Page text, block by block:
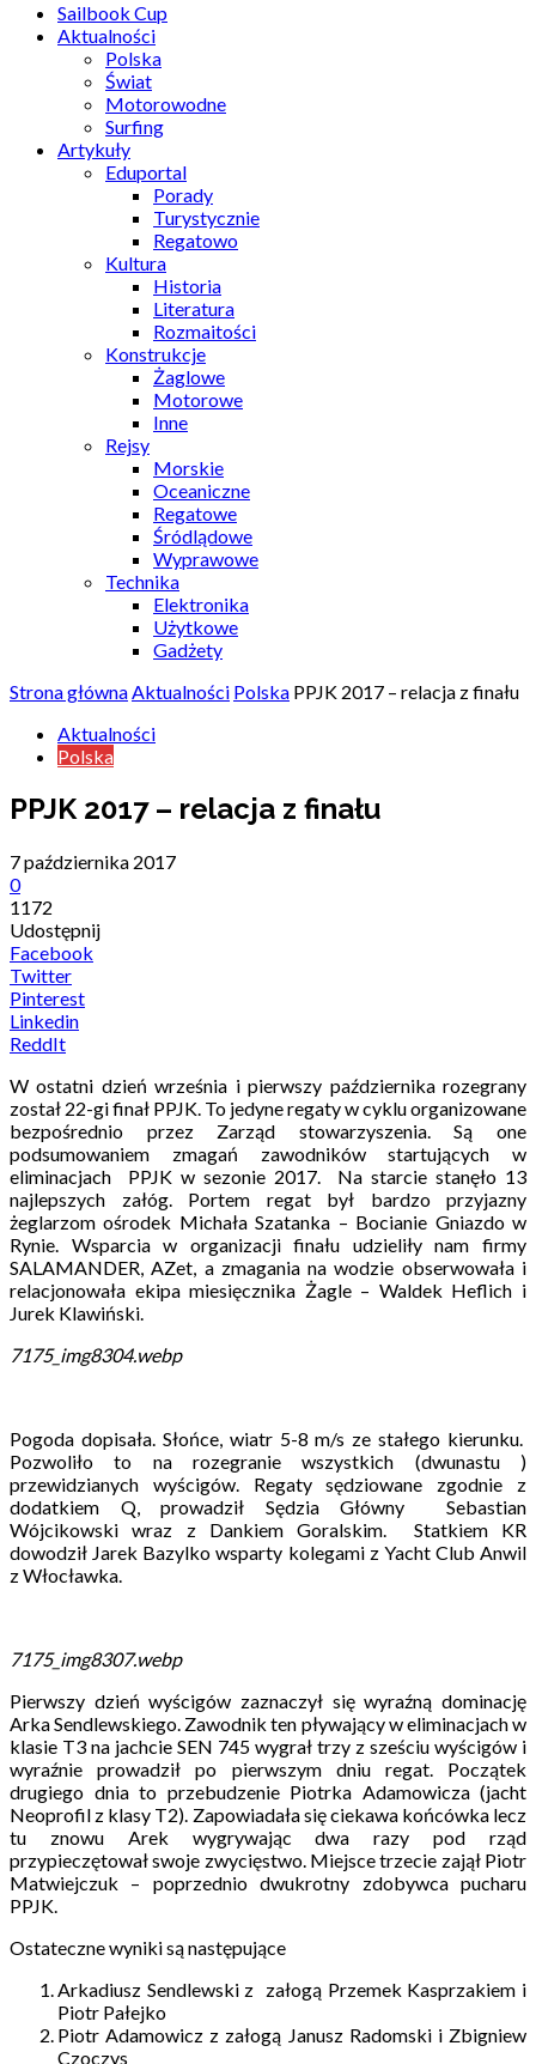
Sailbook Cup
Aktualności
Polska
Świat
Motorowodne
Surfing
Artykuły
Eduportal
Porady
Turystycznie
Regatowo
Kultura
Historia
Literatura
Rozmaitości
Konstrukcje
Żaglowe
Motorowe
Inne
Rejsy
Morskie
Oceaniczne
Regatowe
Śródlądowe
Wyprawowe
Technika
Elektronika
Użytkowe
Gadżety
Strona głównaAktualności Polska PPJK 2017 – relacja z finału
Aktualności
Polska
PPJK 2017 – relacja z finału
7 października 2017
0
1172
Udostępnij
Facebook
Twitter
Pinterest
Linkedin
ReddIt
W ostatni dzień września i pierwszy października rozegrany
został 22-gi finał PPJK. To jedyne regaty w cyklu organizowane
bezpośrednio przez Zarząd stowarzyszenia. Są one
podsumowaniem zmagań zawodników startujących w
eliminacjach PPJK w sezonie 2017. Na starcie stanęło 13
najlepszych załóg. Portem regat był bardzo przyjazny
żeglarzom ośrodek Michała Szatanka – Bocianie Gniazdo w
Rynie. Wsparcia w organizacji finału udzieliły nam firmy
SALAMANDER, AZet, a zmagania na wodzie obserwowała i
relacjonowała ekipa miesięcznika Żagle – Waldek Heflich i
Jurek Klawiński.
7175_img8304.webp
Pogoda dopisała. Słońce, wiatr 5-8 m/s ze stałego kierunku.
Pozwoliło to na rozegranie wszystkich (dwunastu )
przewidzianych wyścigów. Regaty sędziowane zgodnie z
dodatkiem Q, prowadził Sędzia Główny Sebastian
Wójcikowski wraz z Dankiem Goralskim. Statkiem KR
dowodził Jarek Bazylko wsparty kolegami z Yacht Club Anwil
z Włocławka.
7175_img8307.webp
Pierwszy dzień wyścigów zaznaczył się wyraźną dominację
Arka Sendlewskiego. Zawodnik ten pływający w eliminacjach w
klasie T3 na jachcie SEN 745 wygrał trzy z sześciu wyścigów i
wyraźnie prowadził po pierwszym dniu regat. Początek
drugiego dnia to przebudzenie Piotrka Adamowicza (jacht
Neoprofil z klasy T2). Zapowiadała się ciekawa końcówka lecz
tu znowu Arek wygrywając dwa razy pod rząd
przypieczętował swoje zwycięstwo. Miejsce trzecie zajął Piotr
Matwiejczuk – poprzednio dwukrotny zdobywca pucharu
PPJK.
Ostateczne wyniki są następujące
Arkadiusz Sendlewski z załogą Przemek Kasprzakiem i
Piotr Pałejko
Piotr Adamowicz z załogą Janusz Radomski i Zbigniew
Czoczys